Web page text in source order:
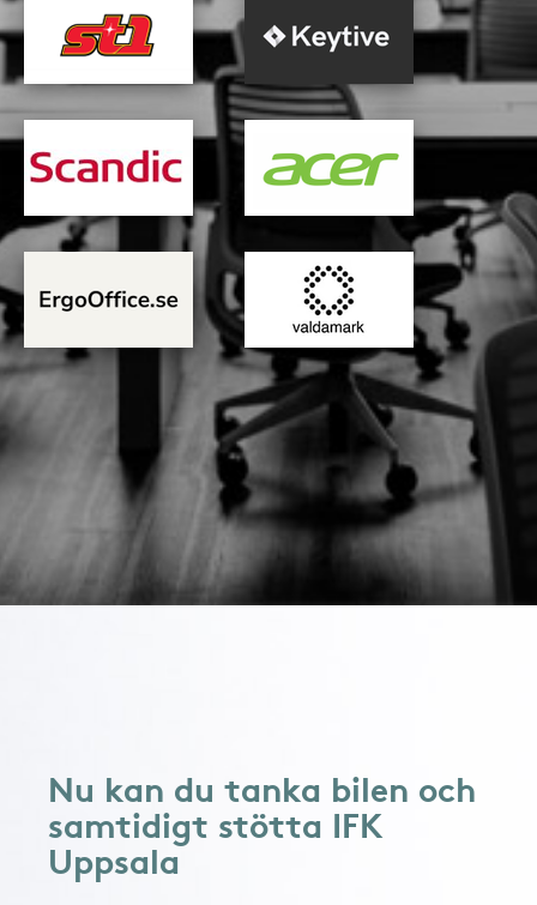
Nu kan du tanka bilen och
samtidigt stötta IFK
Uppsala